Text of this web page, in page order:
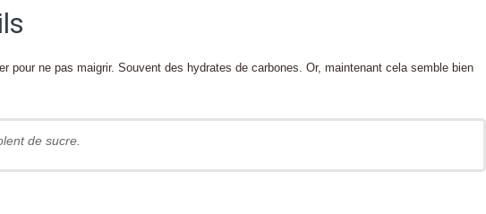
pour ne pas maigrir. Souvent des hydrates de carbones. Or, maintenant cela semble bien
de sucre.